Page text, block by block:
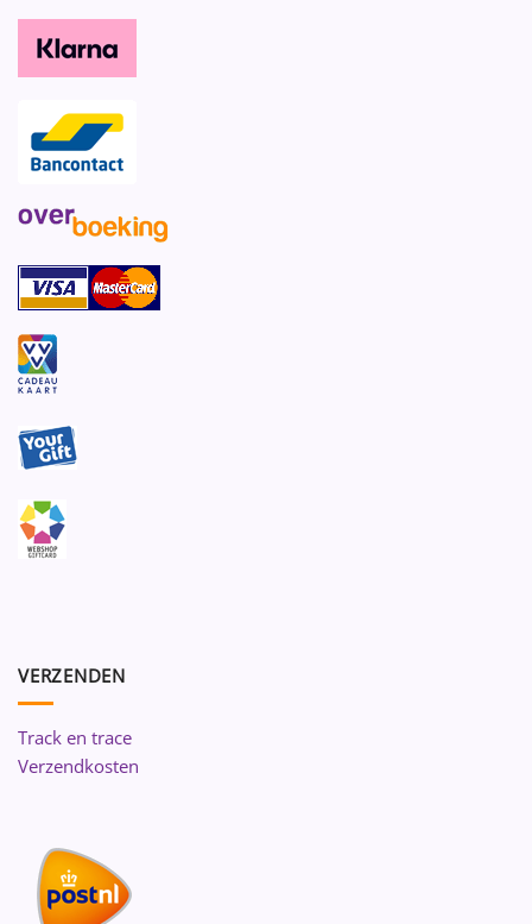
VERZENDEN
Track en trace
Verzendkosten